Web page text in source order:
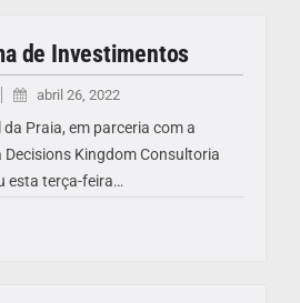
de Investimentos
abril 26, 2022
Praia, em parceria com a
Kingdom Consultoria
esta terça-feira…